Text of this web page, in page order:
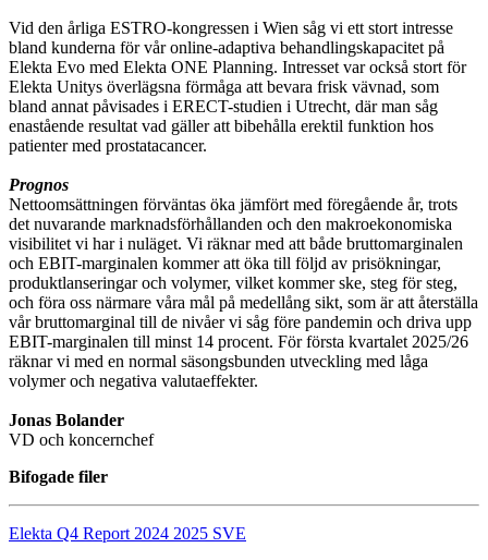
Vid den årliga ESTRO-kongressen i Wien såg vi ett stort intresse
bland kunderna för vår online-adaptiva behandlingskapacitet på
Elekta Evo med Elekta ONE Planning. Intresset var också stort för
Elekta Unitys överlägsna förmåga att bevara frisk vävnad, som
bland annat påvisades i ERECT-studien i Utrecht, där man såg
enastående resultat vad gäller att bibehålla erektil funktion hos
patienter med prostatacancer.
Prognos
Nettoomsättningen förväntas öka jämfört med föregående år, trots
det nuvarande marknadsförhållanden och den makroekonomiska
visibilitet vi har i nuläget. Vi räknar med att både bruttomarginalen
och EBIT-marginalen kommer att öka till följd av prisökningar,
produktlanseringar och volymer, vilket kommer ske, steg för steg,
och föra oss närmare våra mål på medellång sikt, som är att återställa
vår bruttomarginal till de nivåer vi såg före pandemin och driva upp
EBIT-marginalen till minst 14 procent. För första kvartalet 2025/26
räknar vi med en normal säsongsbunden utveckling med låga
volymer och negativa valutaeffekter.
Jonas Bolander
VD och koncernchef
Bifogade filer
Elekta Q4 Report 2024 2025 SVE